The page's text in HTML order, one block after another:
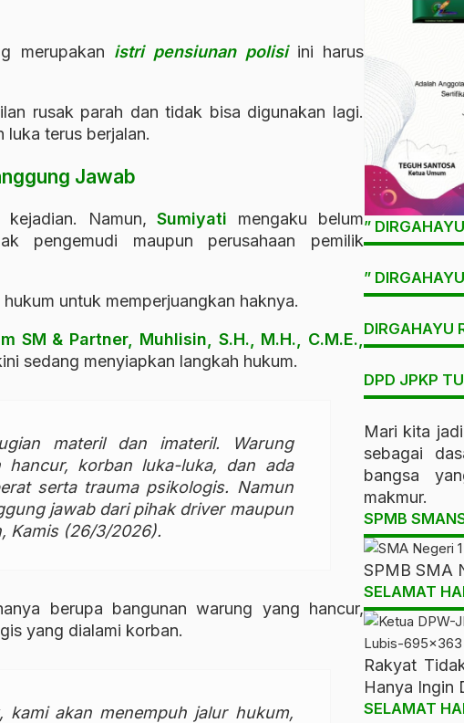
merupakan istri pensiunan polisiini harus
rusak parah dan tidak bisa digunakan lagi.
luka terus berjalan.
Jawab
kejadian. Namun,Sumiyati mengaku belum
pengemudi maupun perusahaan pemilik
untuk memperjuangkan haknya.
SM & Partner, Muhlisin, S.H., M.H., C.M.E.,
sedang menyiapkan langkah hukum.
materil dan imateril. Warung
hancur, korban luka-luka, dan ada
serta trauma psikologis. Namun
jawab dari pihak driver maupun
Kamis (26/3/2026).
berupa bangunan warung yang hancur,
yang dialami korban.
kami akan menempuh jalur hukum,
”
”
DIRGAHAYU
DPD JPKP
Mari kita
sebagai
bangsa
makmur.
SPMB
SPMB SMA
SELAMAT
Rakyat
Hanya Ingin
SELAMAT